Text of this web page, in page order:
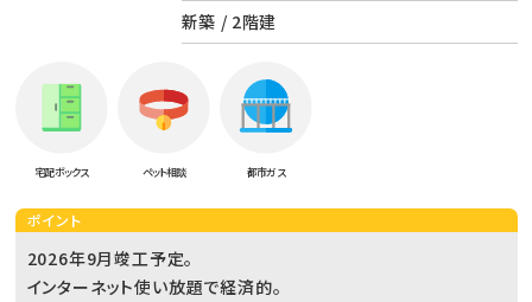
新築 / 2階建
宅配ボックス ペット相談 都市ガス
ポイント
2026年9月竣工予定。
インターネット使い放題で経済的。